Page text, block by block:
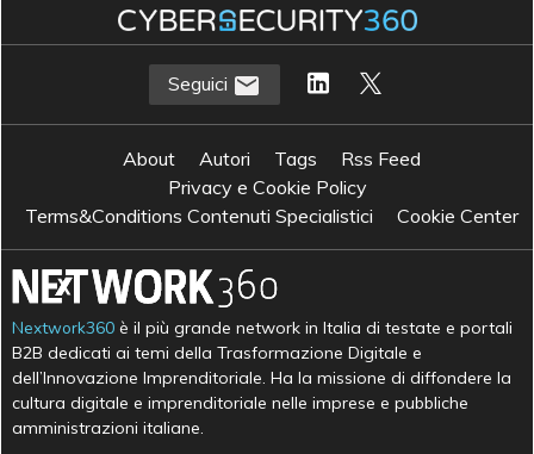
Seguici
About Autori Tags
Rss Feed
Privacy e Cookie Policy
Terms&Conditions Contenuti Specialistici
Cookie Center
Nextwork360 è il più grande network in Italia di testate e portali
B2B dedicati ai temi della Trasformazione Digitale e
dell’Innovazione Imprenditoriale. Ha la missione di diffondere la
cultura digitale e imprenditoriale nelle imprese e pubbliche
amministrazioni italiane.